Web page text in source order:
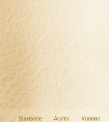
Startseite Archiv Kontakt